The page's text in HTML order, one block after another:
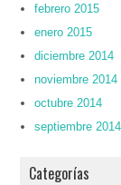
febrero 2015
enero 2015
diciembre 2014
noviembre 2014
octubre 2014
septiembre 2014
Categorías